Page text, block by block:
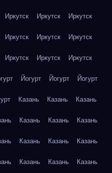
Иркутск Иркутск Иркутск
Иркутск Иркутск Иркутск
Иркутск Иркутск Иркутск
Йогурт Йогурт Йогурт
Казань Казань Казань
Казань Казань Казань
Казань Казань Казань
Казань Казань Казань